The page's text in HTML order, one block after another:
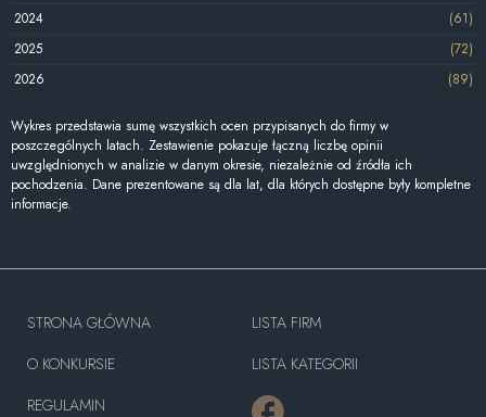
2024
(61)
2025
(72)
2026
(89)
Wykres przedstawia sumę wszystkich ocen przypisanych do firmy w
poszczególnych latach. Zestawienie pokazuje łączną liczbę opinii
uwzględnionych w analizie w danym okresie, niezależnie od źródła ich
pochodzenia. Dane prezentowane są dla lat, dla których dostępne były kompletne
informacje.
STRONA GŁÓWNA
O KONKURSIE
REGULAMIN
LISTA FIRM
LISTA KATEGORII